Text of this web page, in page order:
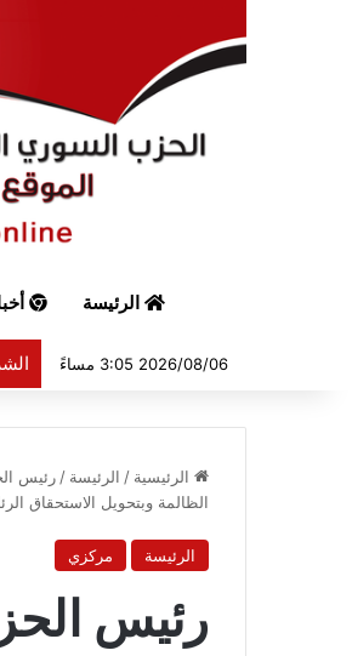
الرئيسة
2026/08/06 3:05 مساءً
الرئيسية / الرئيسة / رئيس
الظالمة وبتحويل الاستحقاق
الرئيسة مركزي
رئيس